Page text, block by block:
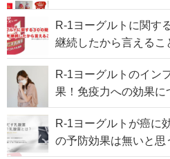
R-1ヨーグルトに関す
継続したから言えるこ
R-1ヨーグルトのイン
果！免疫力への効果に
R-1ヨーグルトが癌に
の予防効果は無いと思